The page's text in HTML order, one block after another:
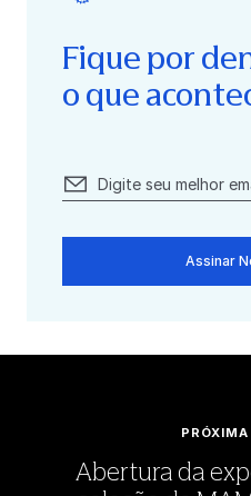
Fique por
o que
Assinar
Abertura da